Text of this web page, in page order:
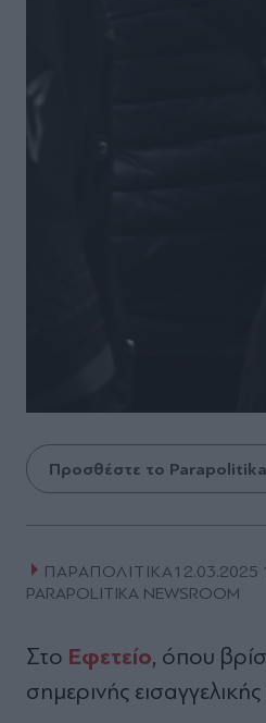
Προσθέστε το
ΠΑΡΑΠΟΛΙΤΙΚΑ12.03.2025
PARAPOLITIKA NEWSROOM
Στο Εφετείο, όπου
σημερινής